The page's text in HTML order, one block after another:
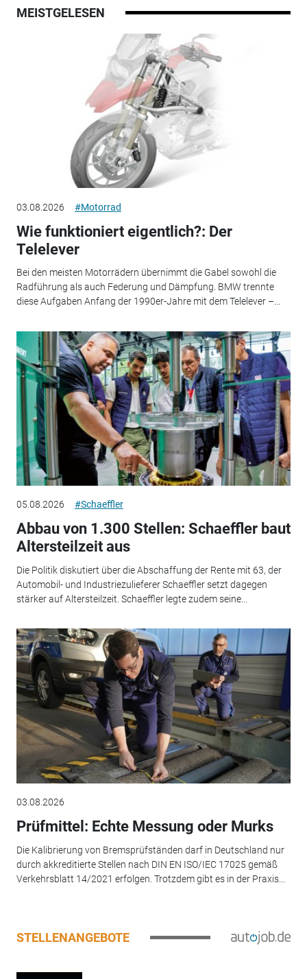
MEISTGELESEN
03.08.2026 #Motorrad
Wie funktioniert eigentlich?: Der
Telelever
Bei den meisten Motorrädern übernimmt die Gabel sowohl die
Radführung als auch Federung und Dämpfung. BMW trennte
diese Aufgaben Anfang der 1990er-Jahre mit dem Telelever –...
05.08.2026 #Schaeffler
Abbau von 1.300 Stellen: Schaeffler baut
Altersteilzeit aus
Die Politik diskutiert über die Abschaffung der Rente mit 63, der
Automobil- und Industriezulieferer Schaeffler setzt dagegen
stärker auf Altersteilzeit. Schaeffler legte zudem seine...
03.08.2026
Prüfmittel: Echte Messung oder Murks
Die Kalibrierung von Bremsprüfständen darf in Deutschland nur
durch akkreditierte Stellen nach DIN EN ISO/IEC 17025 gemäß
Verkehrsblatt 14/2021 erfolgen. Trotzdem gibt es in der Praxis...
STELLENANGEBOTE